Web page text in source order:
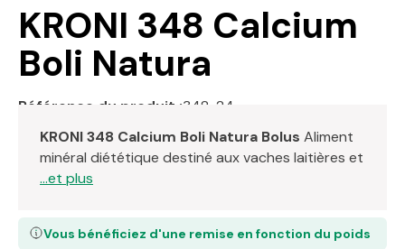
KRONI 348 Calcium
Boli Natura
Référence du produit :348-24
KRONI 348 Calcium Boli Natura Bolus Aliment
minéral diététique destiné aux vaches laitières et
...et plus
Vous bénéficiez d'une remise en fonction du poids